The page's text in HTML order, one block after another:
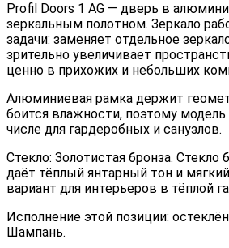
Profil Doors 1 AG — дверь в
зеркальным полотном. Зеркало
задачи: заменяет отдельное
зрительно увеличивает
ценно в прихожих и небольших
Алюминиевая рамка держит
боится влажности, поэтому
числе для гардеробных и санузлов.
Стекло: Золотистая бронза. Стекло
даёт тёплый янтарный тон и
вариант для интерьеров в тёплой
Исполнение этой позиции:
Шампань.